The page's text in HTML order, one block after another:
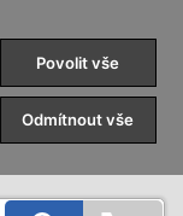
Povolit vše
Odmítnout vše